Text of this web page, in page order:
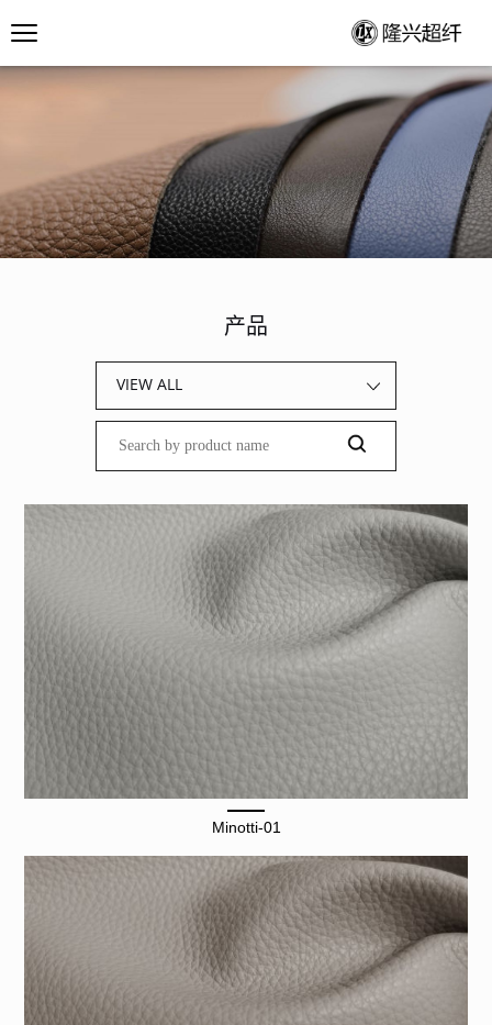
产品
VIEW ALL
Minotti-01